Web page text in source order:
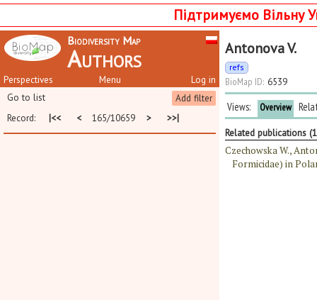
Підтримуємо Вільну
Biodiversity Map
Authors
Perspectives Log in
Menu
Add filter
Go to list
Record:
|<< < 165/10659 > >>|
Antonova V.
refs
BioMap ID: 6539
Views: Overview
Related publications
Czechowska W.,
Formicidae) in